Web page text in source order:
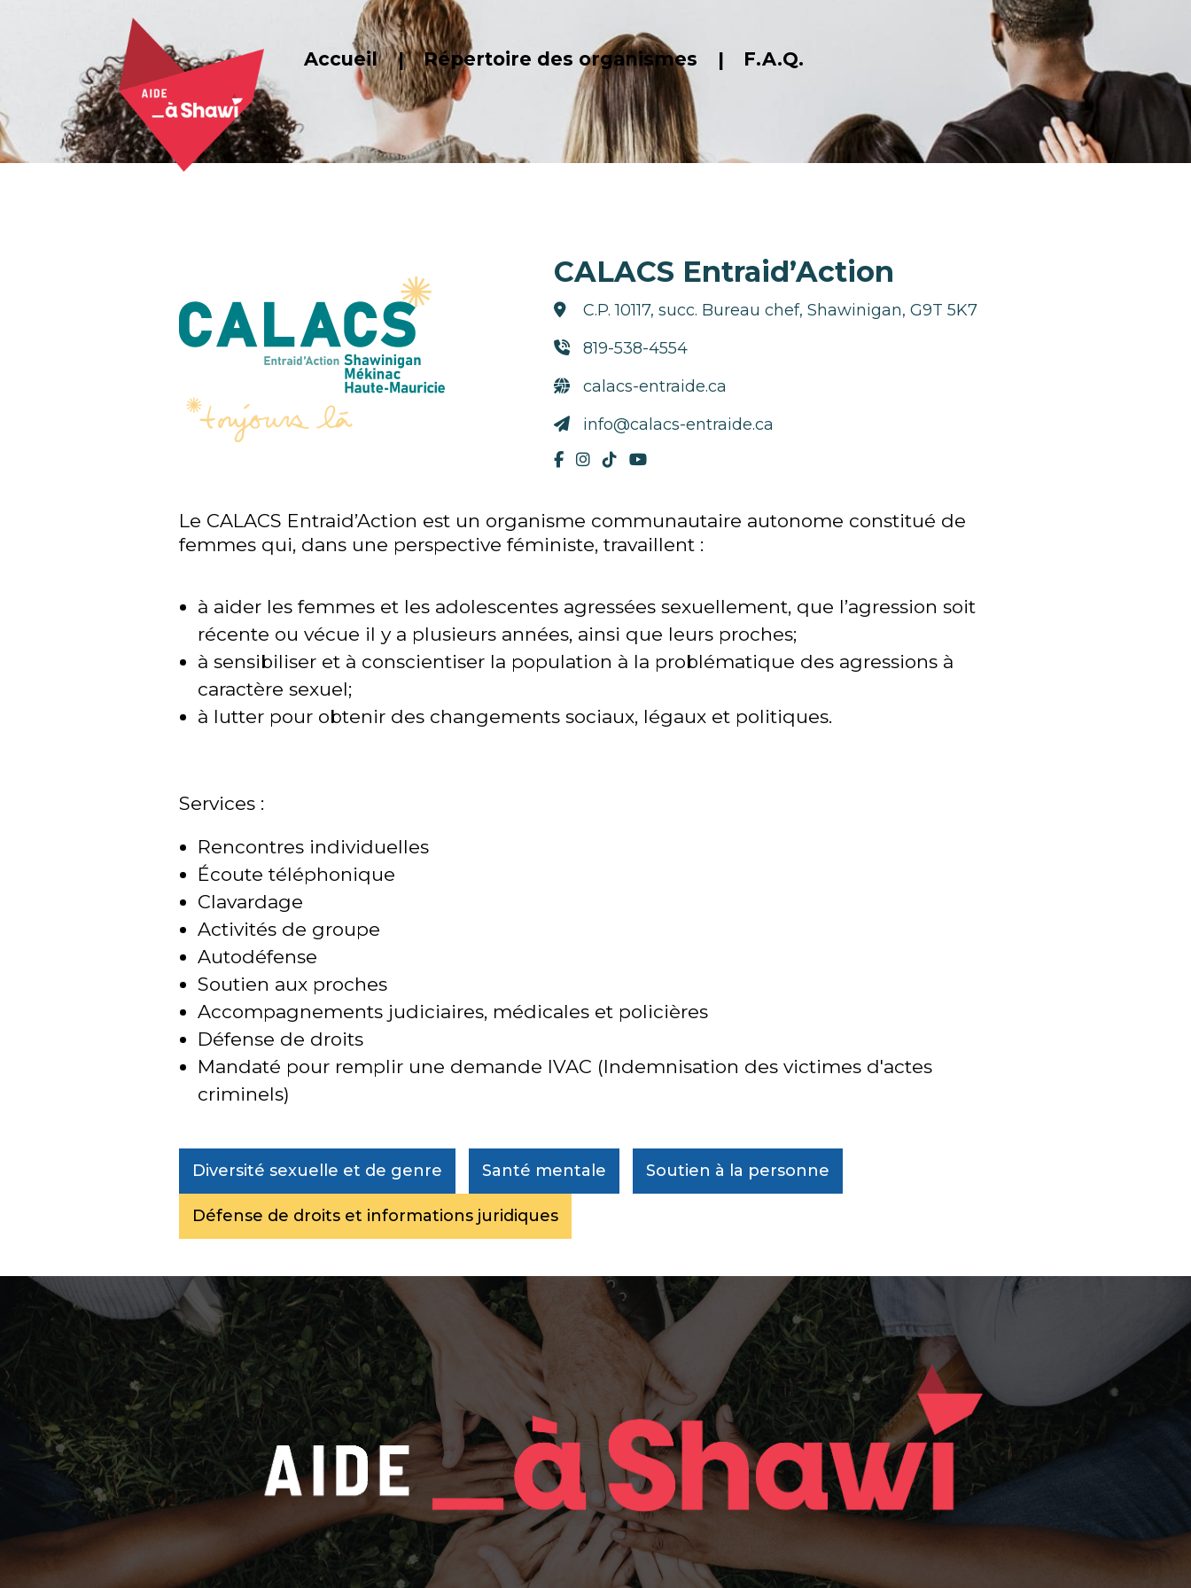
Accueil Répertoire des organismes F.A.Q.
CALACS Entraid’Action
C.P. 10117, succ. Bureau chef, Shawinigan, G9T 5K7
819-538-4554
calacs-entraide.ca
info@calacs-entraide.ca
Le CALACS Entraid’Action est un organisme communautaire autonome constitué de
femmes qui, dans une perspective féministe, travaillent :
à aider les femmes et les adolescentes agressées sexuellement, que l’agression soit
récente ou vécue il y a plusieurs années, ainsi que leurs proches;
à sensibiliser et à conscientiser la population à la problématique des agressions à
caractère sexuel;
à lutter pour obtenir des changements sociaux, légaux et politiques.
Services :
Rencontres individuelles
Écoute téléphonique
Clavardage
Activités de groupe
Autodéfense
Soutien aux proches
Accompagnements judiciaires, médicales et policières
Défense de droits
Mandaté pour remplir une demande IVAC (Indemnisation des victimes d'actes
criminels)
Diversité sexuelle et de genre Santé mentale Soutien à la personne
Défense de droits et informations juridiques